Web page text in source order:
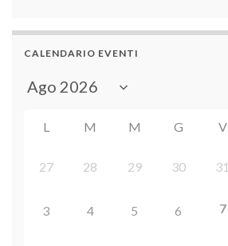
CALENDARIO EVENTI
L M M G V
27 28 29 30 31
3 4 5 6 7